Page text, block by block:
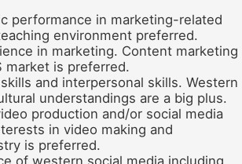
performance in marketing-related
environment preferred.
in marketing. Content marketing
market is preferred.
and interpersonal skills. Western
understandings are a big plus.
production and/or social media
in video making and
is preferred.
of western social media including